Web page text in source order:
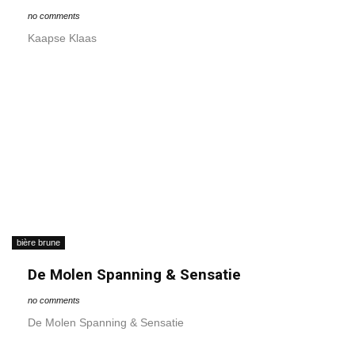
no comments
Kaapse Klaas
bière brune
De Molen Spanning & Sensatie
no comments
De Molen Spanning & Sensatie